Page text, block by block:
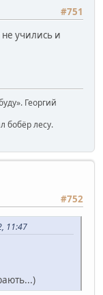
#751
учились и
Георгий
бобёр лесу.
#752
11:47